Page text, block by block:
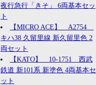
夜行急行「きそ」 6両基本セッ
ト
【MICRO ACE】 A2754
キハ38 久留里線 新久留里色 2
両セット
【KATO】 10-1751 西武
鉄道 新101系 新塗色 4両基本セ
ット